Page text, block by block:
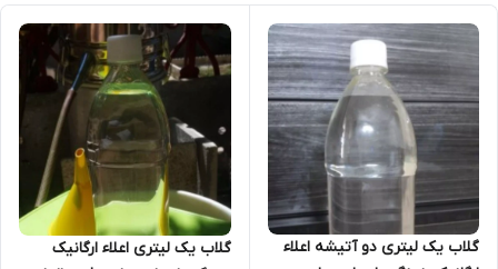
گلاب یک لیتری دو آتیشه اعلاء
گلاب یک لیتری اعلاء ارگانیک